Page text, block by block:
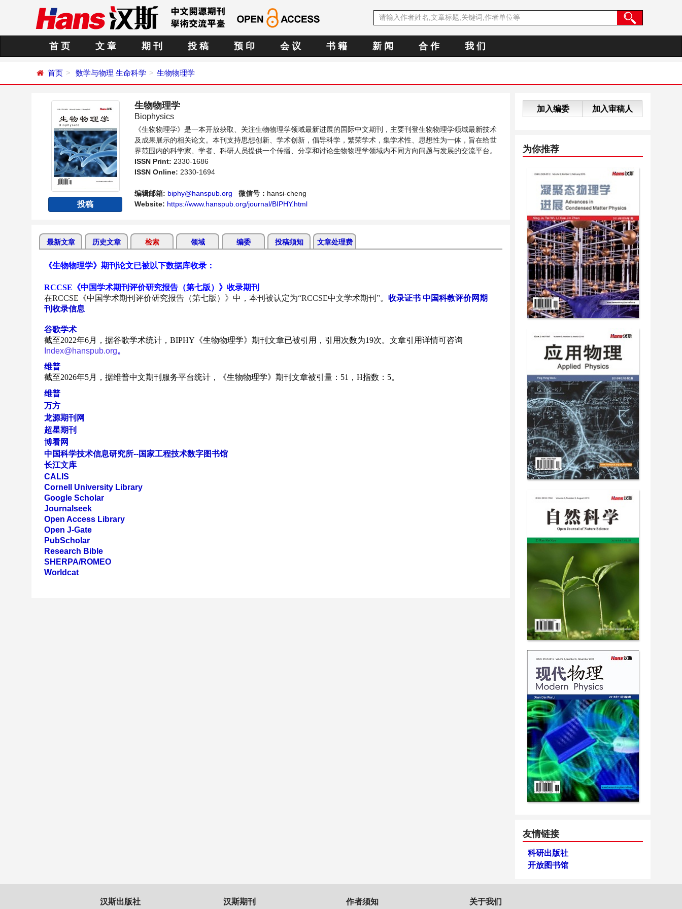
首 页 文 章 期 刊 投 稿 预 印 会 议 书 籍 新 闻 合 作 我 们
首页 数学与物理 生命科学 生物物理学
投稿
生物物理学
Biophysics
《生物物理学》是一本开放获取、关注生物物理学领域最新进展的国际中文期刊，主要刊登生物物理学领域最新技术
及成果展示的相关论文。本刊支持思想创新、学术创新，倡导科学，繁荣学术，集学术性、思想性为一体，旨在给世
界范围内的科学家、学者、科研人员提供一个传播、分享和讨论生物物理学领域内不同方向问题与发展的交流平台。
ISSN Print: 2330-1686
ISSN Online: 2330-1694
编辑邮箱: biphy@hanspub.org 微信号： hansi-cheng
Website: https://www.hanspub.org/journal/BIPHY.html
最新文章 历史文章 检索 领域 编委 投稿须知 文章处理费
《生物物理学》期刊论文已被以下数据库收录：
RCCSE《中国学术期刊评价研究报告（第七版）》收录期刊
在RCCSE《中国学术期刊评价研究报告（第七版）》中，本刊被认定为“RCCSE中文学术期刊”。 收录证书 中国科教评价网期
刊收录信息
谷歌学术
截至2022年6月，据谷歌学术统计， BIPHY 《生物物理学》期刊文章已被引用，引用次数为19次。文章引用详情可咨询
Index@hanspub.org。
维普
截至2026年5月 ，据维普中文期刊服务平台统计， 《生物物理学》期刊文章被引量：51 ，H指数：5。
维普
万方
龙源期刊网
超星期刊
博看网
中国科学技术信息研究所--国家工程技术数字图书馆
长江文库
CALIS
Cornell University Library
Google Scholar
Journalseek
Open Access Library
Open J-Gate
PubScholar
Research Bible
SHERPA/ROMEO
Worldcat
加入编委 加入审稿人
为你推荐
友情链接
科研出版社
开放图书馆
汉斯出版社 汉斯期刊 作者须知 关于我们